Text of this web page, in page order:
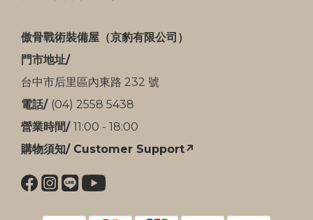
傲骨戰術裝備屋（京豹有限公司）
門市地址/
台中市后里區內東路 232 號
電話/ (04) 2558 5438
營業時間/ 11:00 - 18:00
購物須知/ Customer Support↗